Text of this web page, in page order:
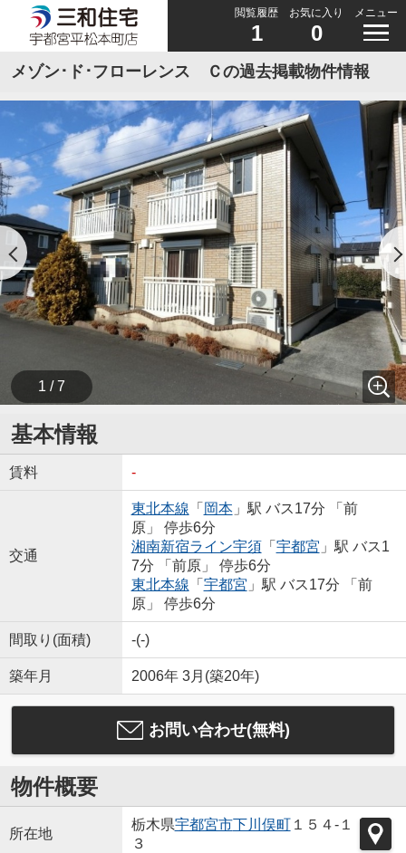
閲覧履歴
1
お気に入り
0
メニュー
メゾン･ド･フローレンス Ｃの過去掲載物件情報
1 / 7
基本情報
賃料 -
交通
東北本線 「 岡本」駅 バス17分 「前
原」 停歩6分
湘南新宿ライン宇須「 宇都宮 」駅 バス1
7分 「前原」 停歩6分
東北本線 「 宇都宮 」駅 バス17分 「前
原」 停歩6分
間取り(面積) -(-)
築年月 2006年 3月(築20年)
お問い合わせ(無料)
物件概要
所在地
栃木県宇都宮市下川俣町１５４-１
３